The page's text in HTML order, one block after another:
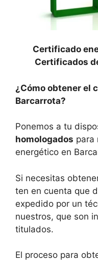
Certificado
Certificados
¿Cómo obtener el
Barcarrota?
Ponemos a tu
homologados para
energético en
Si necesitas
ten en cuenta que
expedido por un
nuestros, que son
titulados.
El proceso para